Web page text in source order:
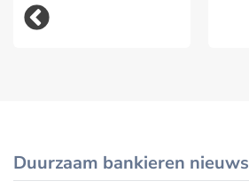
Duurzaam bankieren nieuws